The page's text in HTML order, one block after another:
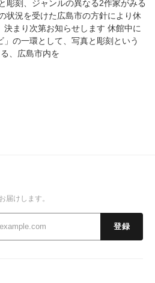
彫刻、ジャンルの異なる2作家がみる
状況を受けた広島市の方針により休
まり次第お知らせします 休館中に
」の一環として、写真と彫刻という
、広島市内を
届けします。
登録